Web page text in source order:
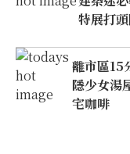
特展打
離市區15
隱少女湯
宅咖啡